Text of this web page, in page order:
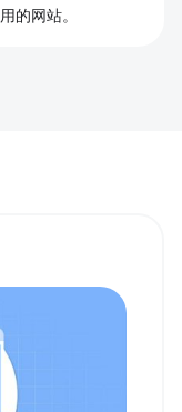
的网站。